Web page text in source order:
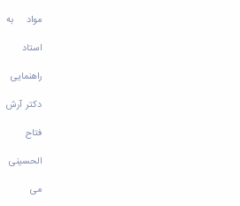
مواد به
استاد
راهنمایی
دکتر آرش
فتاح
الحسینی
می